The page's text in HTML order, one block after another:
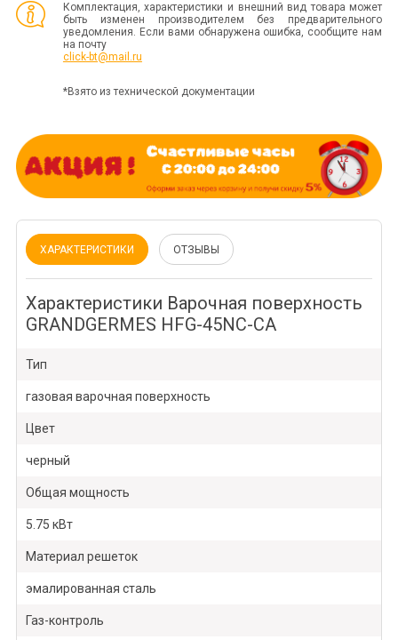
Комплектация, характеристики и внешний вид товара может
быть изменен производителем без предварительного
уведомления. Если вами обнаружена ошибка, сообщите нам
на почту
click-bt@mail.ru
*Взято из технической документации
ХАРАКТЕРИСТИКИ ОТЗЫВЫ
Характеристики Варочная поверхность
GRANDGERMES HFG-45NC-CA
Тип
газовая варочная поверхность
Цвет
черный
Общая мощность
5.75 кВт
Материал решеток
эмалированная сталь
Газ-контроль